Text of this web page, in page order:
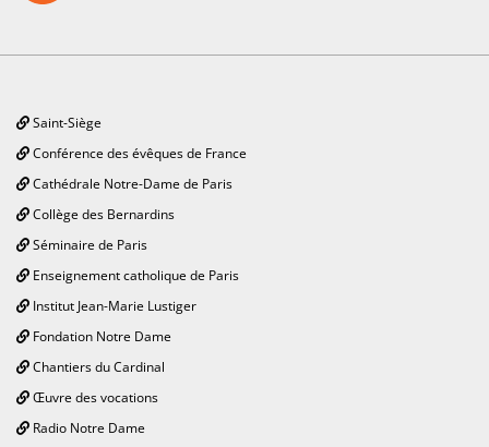
Saint-Siège
Conférence des évêques de France
Cathédrale Notre-Dame de Paris
Collège des Bernardins
Séminaire de Paris
Enseignement catholique de Paris
Institut Jean-Marie Lustiger
Fondation Notre Dame
Chantiers du Cardinal
Œuvre des vocations
Radio Notre Dame